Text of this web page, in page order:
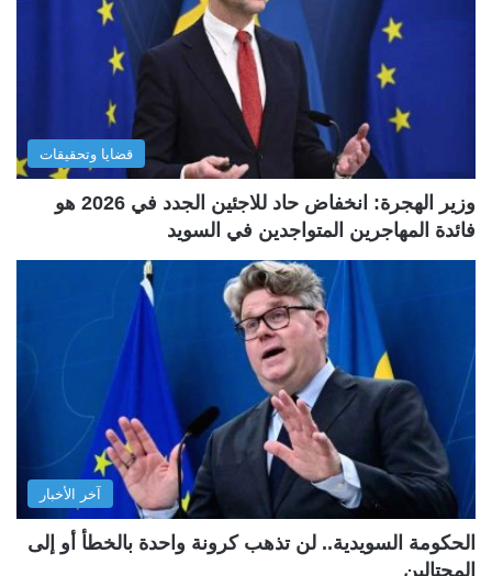
قضايا وتحقيقات
وزير الهجرة: انخفاض حاد للاجئين الجدد في 2026 هو
فائدة المهاجرين المتواجدين في السويد
آخر الأخبار
الحكومة السويدية.. لن تذهب كرونة واحدة بالخطأ أو إلى
المحتالين